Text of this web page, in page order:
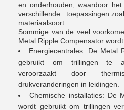
en onderhouden, waardoor
verschillende
materiaalsoort.
Sommige van de veel
Metal Ripple Compensator
Energiecentrales: De Metal
gebruikt om trillingen te
veroorzaakt door
drukveranderingen in leidingen.
Chemische installaties: De
wordt gebruikt om trillingen